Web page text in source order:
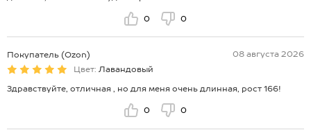
0 0
Покупатель (Ozon)
08 августа 2026
Цвет: Лавандовый
Здравствуйте, отличная , но для меня очень длинная, рост 166!
0 0